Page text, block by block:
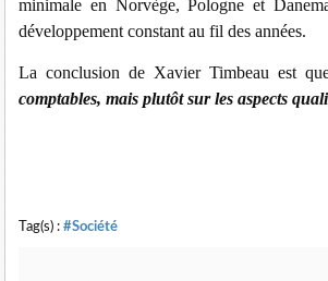
minimale en Norvège, Pologne et
développement constant au fil des années.
La conclusion de Xavier Timbeau est
comptables, mais plutôt sur les aspects
Tag(s) : #Société